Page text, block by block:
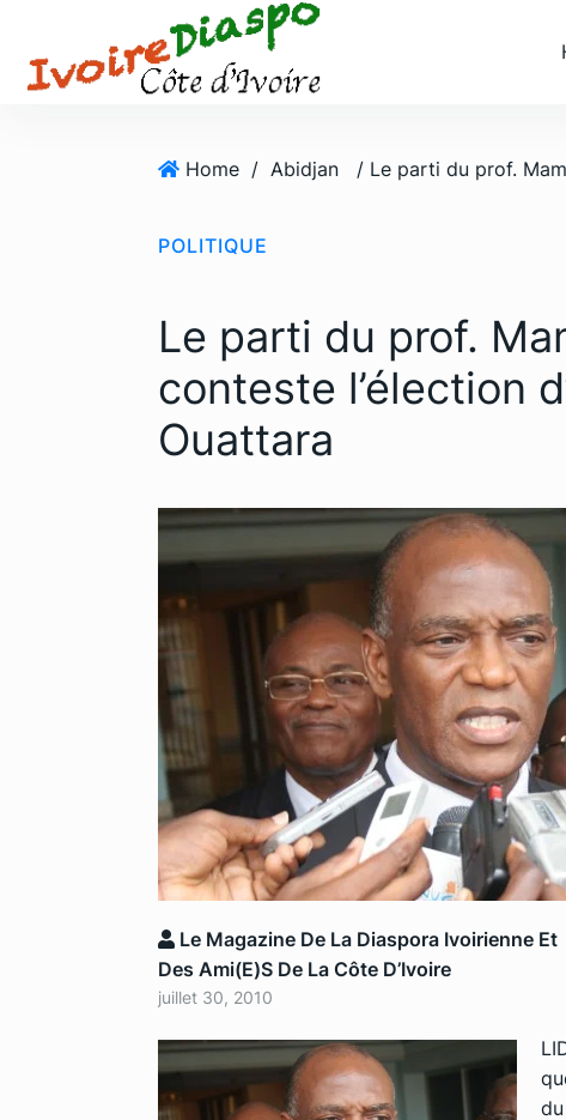
Home / Abidjan
POLITIQUE
Le parti du prof.
conteste l’élection
Ouattara
Le Magazine De La Diaspora Ivoirienne Et
Des Ami(e)s De La Côte D’Ivoire
juillet 30, 2010